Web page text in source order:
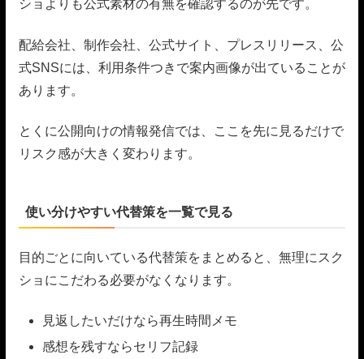
ショよりも公式素材の有無を確認するのが先です。
配給会社、制作会社、公式サイト、プレスリリース、公
式SNSには、利用条件つきで案内画像が出ていることが
あります。
とくに公開向けの情報発信では、ここを先に見るだけで
リスク感が大きく変わります。
使い分けやすい代替策を一覧で見る
目的ごとに向いている代替策をまとめると、無理にスク
ショにこだわる必要がなくなります。
見返したいだけなら再生時間メモ
感想を残すならセリフ記録